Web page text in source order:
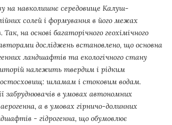
на навколишнє середовище Калуш-
солей і формування в його межах
на основі багаторічного геохімічного
досліджень встановлено, що основна
ландшафтів та екологічного стану
належить твердим і рідким
шламам і стоковим водам.
забруднювачів в умовах автономних
а в умовах гірничо-долинних
- гідрогенна, що обумовлює